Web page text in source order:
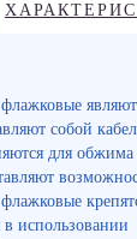
собой
для обжима
использовании